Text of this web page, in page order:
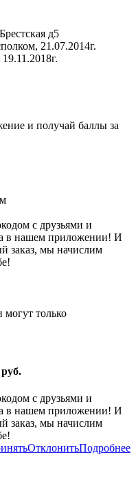
д5
21.07.2014г.
и получай баллы за
с друзьями и
в нашем приложении! И
заказ, мы начислим
могут только
с друзьями и
в нашем приложении! И
заказ, мы начислим
ОтклонитьПодробнее